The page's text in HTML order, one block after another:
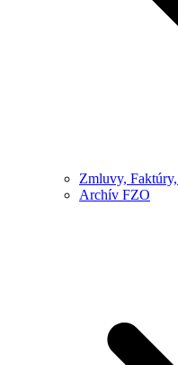
Zmluvy,
Archív FZO